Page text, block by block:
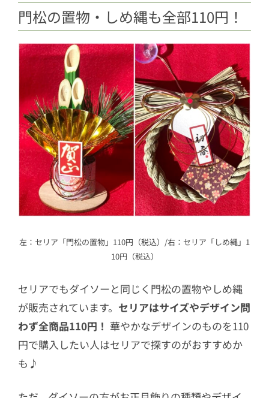
門松の置物・しめ縄も全部110円！
左：セリア「門松の置物」110円（税込）/右：セリア「しめ縄」1
10円（税込）
セリアでもダイソーと同じく門松の置物やしめ縄
が販売されています。 セリアはサイズやデザイン問
わず全商品110円！ 華やかなデザインのものを110
円で購入したい人はセリアで探すのがおすすめか
も♪